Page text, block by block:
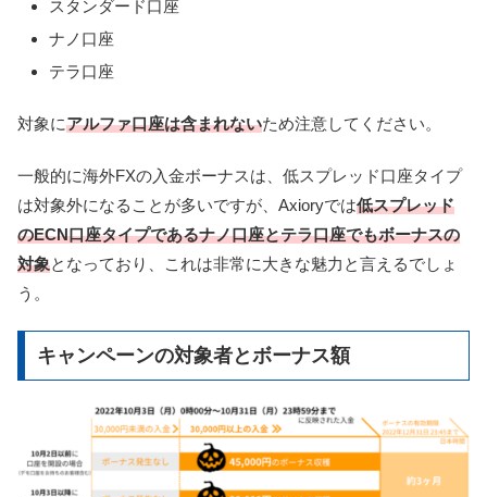
スタンダード口座
ナノ口座
テラ口座
対象にアルファ口座は含まれないため注意してください。
一般的に海外FXの入金ボーナスは、低スプレッド口座タイプ
は対象外になることが多いですが、Axioryでは低スプレッド
のECN口座タイプであるナノ口座とテラ口座でもボーナスの
対象となっており、これは非常に大きな魅力と言えるでしょ
う。
キャンペーンの対象者とボーナス額